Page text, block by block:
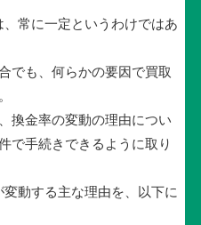
常に一定というわけではあ
でも、何らかの要因で買取
換金率の変動の理由につい
で手続きできるように取り
動する主な理由を、以下に